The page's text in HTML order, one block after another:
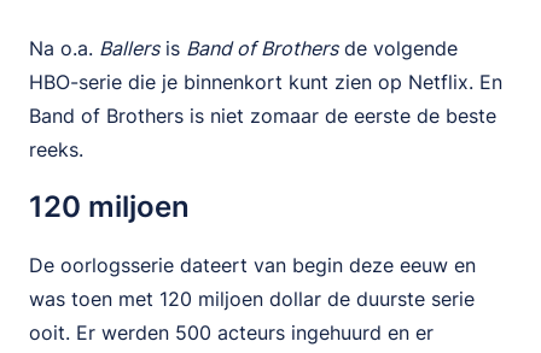
Na o.a. Ballersis Band of Brothersde volgende
HBO-serie die je binnenkort kunt zien op Netflix. En
Band of Brothers is niet zomaar de eerste de beste
reeks.
120 miljoen
De oorlogsserie dateert van begin deze eeuw en
was toen met 120 miljoen dollar de duurste serie
ooit. Er werden 500 acteurs ingehuurd en er